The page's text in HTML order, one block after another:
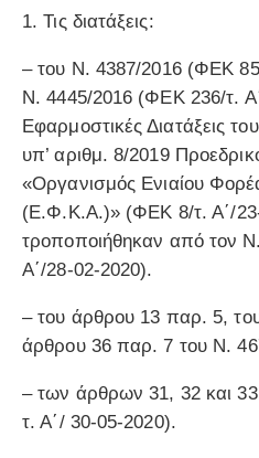
1. Τις διατάξεις:
– του Ν. 4387/2016 (ΦΕΚ
Ν. 4445/2016 (ΦΕΚ 236/τ.
Εφαρμοστικές Διατάξεις
υπ’ αριθμ. 8/2019
«Οργανισμός Ενιαίου
(Ε.Φ.Κ.Α.)» (ΦΕΚ 8/τ. Α΄/
τροποποιήθηκαν από τον
Α΄/28-02-2020).
– του άρθρου 13 παρ. 5,
άρθρου 36 παρ. 7 του Ν.
– των άρθρων 31, 32 και
τ. Α΄/ 30-05-2020).